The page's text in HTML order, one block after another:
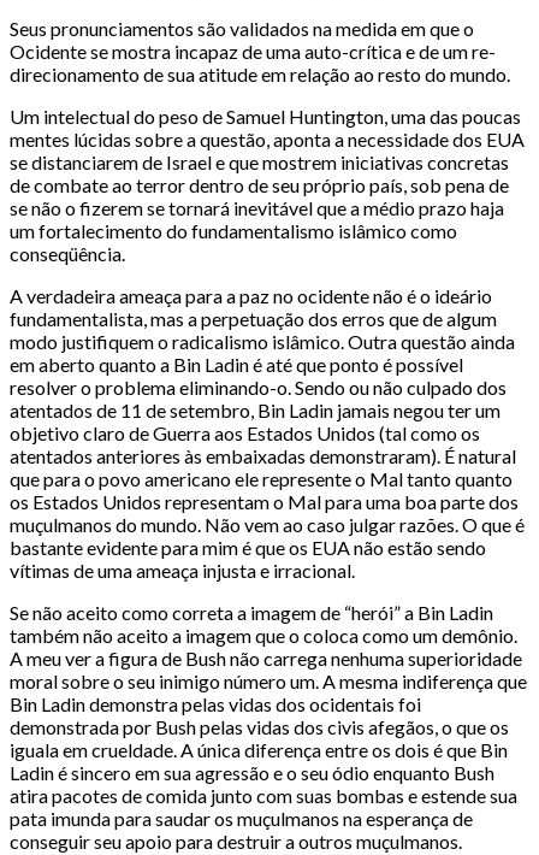
Seus pronunciamentos são validados na medida em que o
Ocidente se mostra incapaz de uma auto-crítica e de um re-
direcionamento de sua atitude em relação ao resto do mundo.
Um intelectual do peso de Samuel Huntington, uma das poucas
mentes lúcidas sobre a questão, aponta a necessidade dos EUA
se distanciarem de Israel e que mostrem iniciativas concretas
de combate ao terror dentro de seu próprio país, sob pena de
se não o fizerem se tornará inevitável que a médio prazo haja
um fortalecimento do fundamentalismo islâmico como
conseqüência.
A verdadeira ameaça para a paz no ocidente não é o ideário
fundamentalista, mas a perpetuação dos erros que de algum
modo justifiquem o radicalismo islâmico. Outra questão ainda
em aberto quanto a Bin Ladin é até que ponto é possível
resolver o problema eliminando-o. Sendo ou não culpado dos
atentados de 11 de setembro, Bin Ladin jamais negou ter um
objetivo claro de Guerra aos Estados Unidos (tal como os
atentados anteriores às embaixadas demonstraram). É natural
que para o povo americano ele represente o Mal tanto quanto
os Estados Unidos representam o Mal para uma boa parte dos
muçulmanos do mundo. Não vem ao caso julgar razões. O que é
bastante evidente para mim é que os EUA não estão sendo
vítimas de uma ameaça injusta e irracional.
Se não aceito como correta a imagem de “herói” a Bin Ladin
também não aceito a imagem que o coloca como um demônio.
A meu ver a figura de Bush não carrega nenhuma superioridade
moral sobre o seu inimigo número um. A mesma indiferença que
Bin Ladin demonstra pelas vidas dos ocidentais foi
demonstrada por Bush pelas vidas dos civis afegãos, o que os
iguala em crueldade. A única diferença entre os dois é que Bin
Ladin é sincero em sua agressão e o seu ódio enquanto Bush
atira pacotes de comida junto com suas bombas e estende sua
pata imunda para saudar os muçulmanos na esperança de
conseguir seu apoio para destruir a outros muçulmanos.